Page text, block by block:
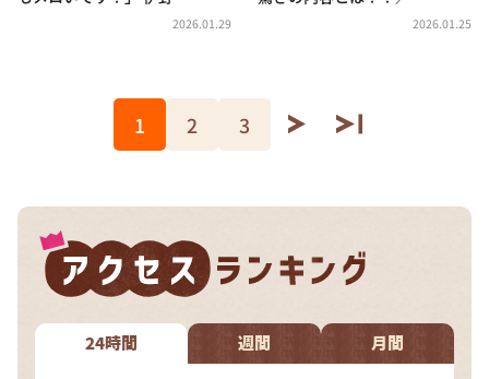
2026.01.29 2026.01.25
1 2 3
24時間 週間 月間